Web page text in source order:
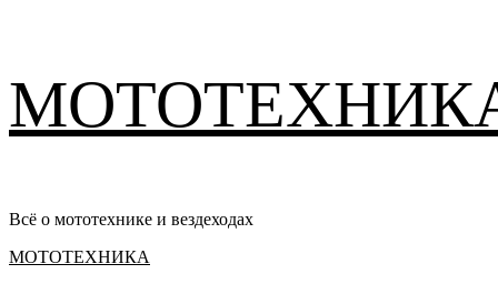
содержимому
Всё о мототехнике и вездеходах
Основное
МОТОТЕХНИКА